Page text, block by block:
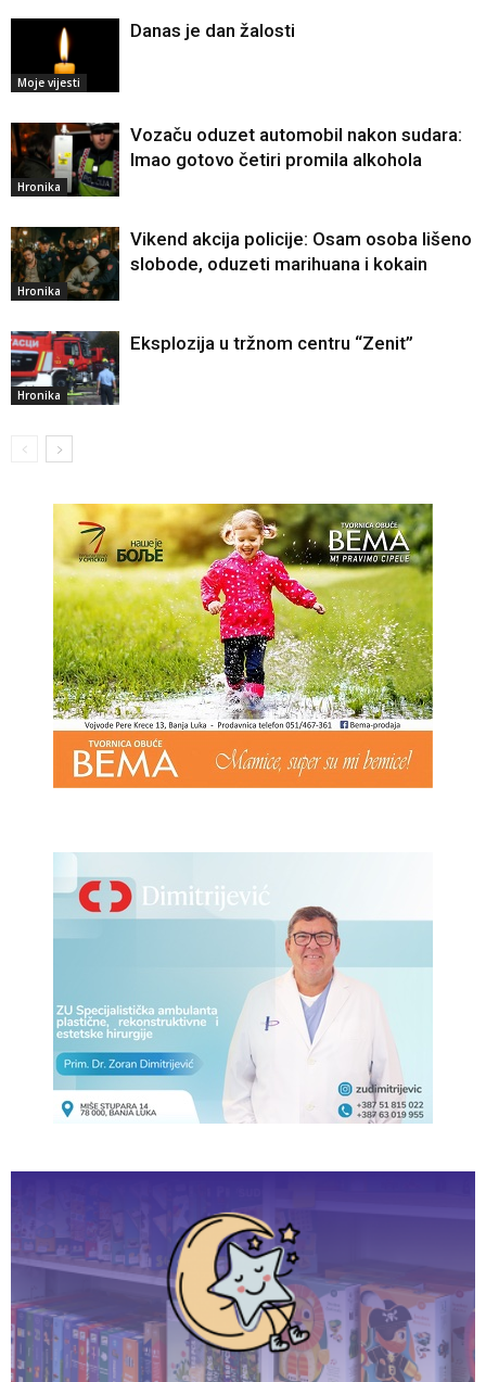
Moje vijesti
Danas je dan žalosti
Hronika
Vozaču oduzet automobil nakon sudara:
Imao gotovo četiri promila alkohola
Hronika
Vikend akcija policije: Osam osoba lišeno
slobode, oduzeti marihuana i kokain
Hronika
Eksplozija u tržnom centru “Zenit”